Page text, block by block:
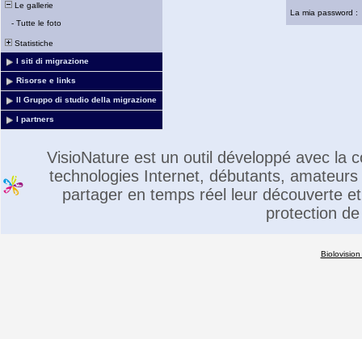
Le gallerie
- Tutte le foto
Statistiche
I siti di migrazione
Risorse e links
Il Gruppo di studio della migrazione
I partners
La mia password :
VisioNature est un outil développé avec la
technologies Internet, débutants,
partager en temps réel leur découverte
protection
Biolovision